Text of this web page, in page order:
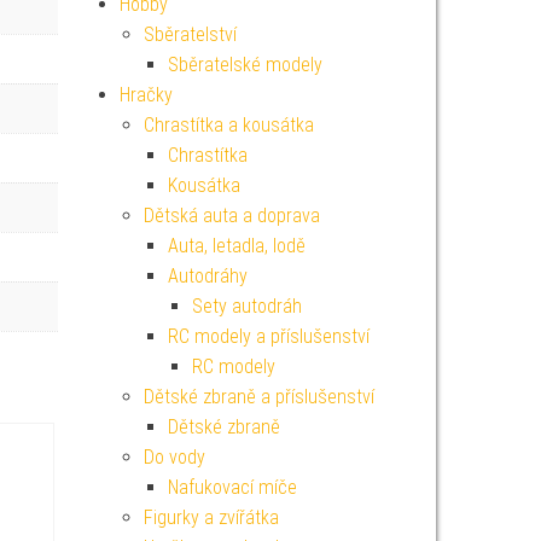
Sběratelství
Sběratelské modely
Hračky
Chrastítka a kousátka
Chrastítka
Kousátka
Dětská auta a doprava
Auta, letadla, lodě
Autodráhy
Sety autodráh
RC modely a příslušenství
RC modely
Dětské zbraně a příslušenství
Dětské zbraně
Do vody
Nafukovací míče
Figurky a zvířátka